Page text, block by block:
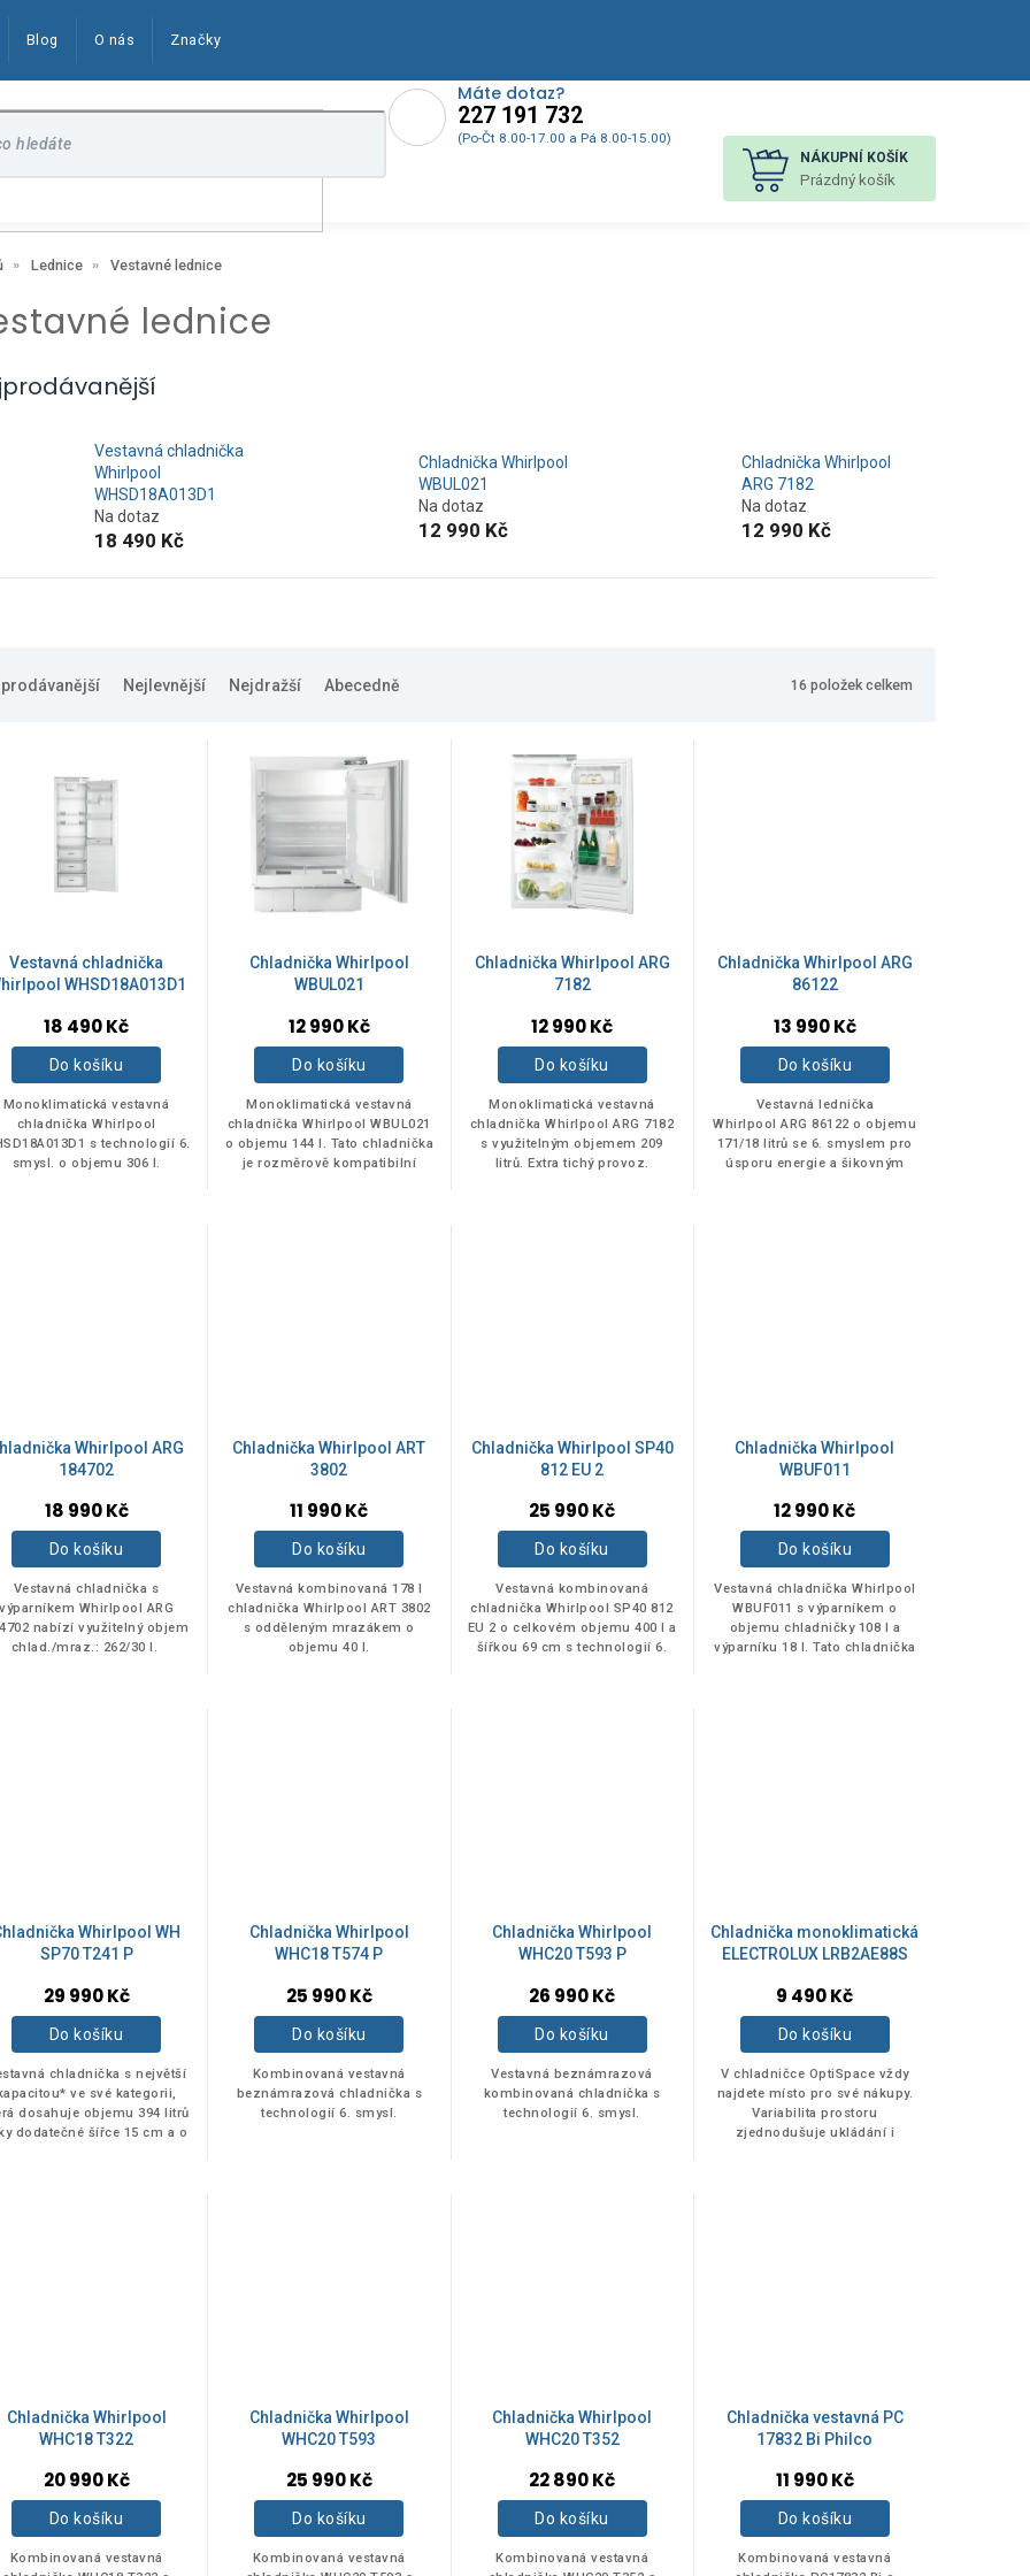
Máte dotaz?
227 191 732
(Po-Čt 8.00-17.00 a Pá 8.00-15.00)
Blog O nás Značky
NÁKUPNÍ KOŠÍK
Prázdný košík
Lednice Vestavné lednice
lednice
Vestavná chladnička
Whirlpool
WHSD18A013D1
Na dotaz
18 490 Kč
Chladnička Whirlpool
WBUL021
Na dotaz
12 990 Kč
Chladnička Whirlpool
ARG 7182
Na dotaz
12 990 Kč
Nejlevnější Nejdražší Abecedně 16 položek celkem
Vestavná chladnička
WHSD18A013D1
18 490 Kč
Do košíku
Monoklimatická vestavná
chladnička Whirlpool
s technologií 6.
smysl. o objemu 306 l.
Chladnička Whirlpool
WBUL021
12 990 Kč
Do košíku
Monoklimatická vestavná
chladnička Whirlpool WBUL021
o objemu 144 l. Tato chladnička
je rozměrově kompatibilní
Chladnička Whirlpool ARG
7182
12 990 Kč
Do košíku
Monoklimatická vestavná
chladnička Whirlpool ARG 7182
s využitelným objemem 209
litrů. Extra tichý provoz.
Chladnička Whirlpool ARG
86122
13 990 Kč
Do košíku
Vestavná lednička
Whirlpool ARG 86122 o objemu
171/18 litrů se 6. smyslem pro
úsporu energie a šikovným
Whirlpool ARG
184702
18 990 Kč
Do košíku
Vestavná chladnička s
výparníkem Whirlpool ARG
nabízí využitelný objem
chlad./mraz.: 262/30 l.
Chladnička Whirlpool ART
3802
11 990 Kč
Do košíku
Vestavná kombinovaná 178 l
chladnička Whirlpool ART 3802
s odděleným mrazákem o
objemu 40 l.
Chladnička Whirlpool SP40
812 EU 2
25 990 Kč
Do košíku
Vestavná kombinovaná
chladnička Whirlpool SP40 812
EU 2 o celkovém objemu 400 l a
šířkou 69 cm s technologií 6.
Chladnička Whirlpool
WBUF011
12 990 Kč
Do košíku
Vestavná chladnička Whirlpool
WBUF011 s výparníkem o
objemu chladničky 108 l a
výparníku 18 l. Tato chladnička
Whirlpool WH
SP70 T241 P
29 990 Kč
Do košíku
chladnička s největší
ve své kategorii,
dosahuje objemu 394 litrů
dodatečné šířce 15 cm a o
Chladnička Whirlpool
WHC18 T574 P
25 990 Kč
Do košíku
Kombinovaná vestavná
beznámrazová chladnička s
technologií 6. smysl.
Chladnička Whirlpool
WHC20 T593 P
26 990 Kč
Do košíku
Vestavná beznámrazová
kombinovaná chladnička s
technologií 6. smysl.
Chladnička monoklimatická
ELECTROLUX LRB2AE88S
9 490 Kč
Do košíku
V chladničce OptiSpace vždy
najdete místo pro své nákupy.
Variabilita prostoru
zjednodušuje ukládání i
Chladnička Whirlpool
WHC18 T322
20 990 Kč
Do košíku
Kombinovaná vestavná
Chladnička Whirlpool
WHC20 T593
25 990 Kč
Do košíku
Kombinovaná vestavná
Chladnička Whirlpool
WHC20 T352
22 890 Kč
Do košíku
Kombinovaná vestavná
Chladnička vestavná PC
17832 Bi Philco
11 990 Kč
Do košíku
Kombinovaná vestavná